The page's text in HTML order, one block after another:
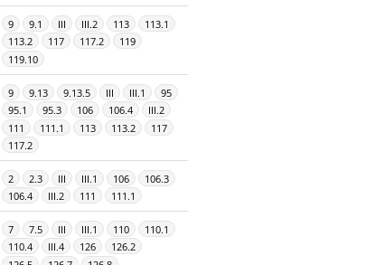
9 9.1 III III.2 113
113.1
113.2
117 117.2
119
119.10
9 9.13 9.13.5 III III.1
95
95.1
95.3 106 106.4
III.2
111
111.1 113 113.2
117
117.2
2 2.3 III III.1 106
106.3
106.4
III.2 111 111.1
7 7.5 III III.1 110
110.1
110.4
III.4 126
126.2